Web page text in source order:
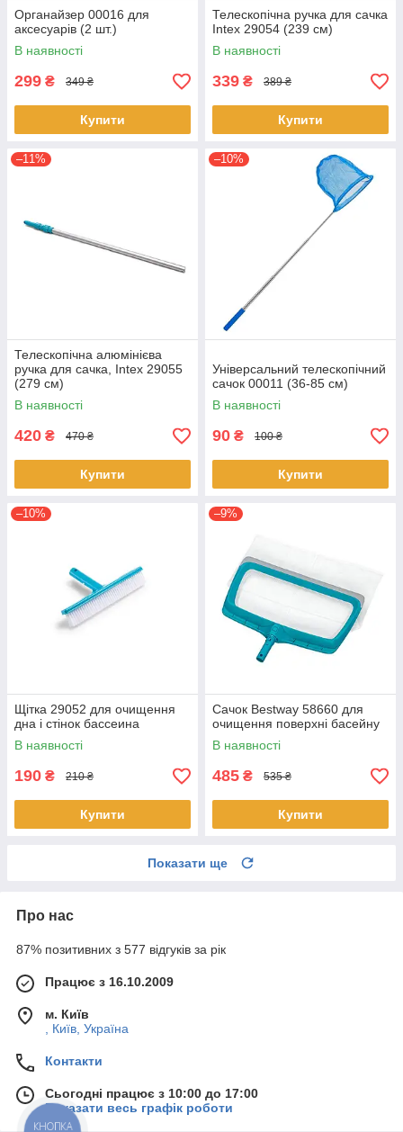
Органайзер 00016 для
аксесуарів (2 шт.)
В наявності
299 ₴ 349 ₴
Купити
Телескопічна ручка для сачка
Intex 29054 (239 см)
В наявності
339 ₴ 389 ₴
Купити
–11%
Телескопічна алюмінієва
ручка для сачка, Intex 29055
(279 см)
В наявності
420 ₴ 470 ₴
Купити
–10%
Універсальний телескопічний
сачок 00011 (36-85 см)
В наявності
90 ₴ 100 ₴
Купити
–10%
Щітка 29052 для очищення
дна і стінок бассеина
В наявності
190 ₴ 210 ₴
Купити
–9%
Сачок Bestway 58660 для
очищення поверхні басейну
В наявності
485 ₴ 535 ₴
Купити
Показати ще
Про нас
87% позитивних з 577 відгуків за рік
Працює з 16.10.2009
м. Київ
, Київ, Україна
Контакти
Сьогодні працює з 10:00 до 17:00
Показати весь графік роботи
КНОПКА